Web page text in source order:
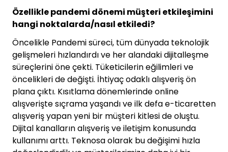
Özellikle pandemi dönemi müşteri etkileşimini
hangi noktalarda/nasıl etkiledi?
Öncelikle Pandemi süreci, tüm dünyada teknolojik
gelişmeleri hızlandırdı ve her alandaki dijitalleşme
süreçlerini öne çekti. Tüketicilerin eğilimleri ve
öncelikleri de değişti. İhtiyaç odaklı alışveriş ön
plana çıktı. Kısıtlama dönemlerinde online
alışverişte sıçrama yaşandı ve ilk defa e-ticaretten
alışveriş yapan yeni bir müşteri kitlesi de oluştu.
Dijital kanalların alışveriş ve iletişim konusunda
kullanımı arttı. Teknosa olarak bu değişimi hızla